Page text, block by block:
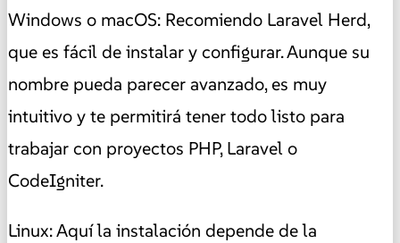
Windows o macOS: Recomiendo Laravel Herd,
que es fácil de instalar y configurar. Aunque su
nombre pueda parecer avanzado, es muy
intuitivo y te permitirá tener todo listo para
trabajar con proyectos PHP, Laravel o
CodeIgniter.
Linux: Aquí la instalación depende de la